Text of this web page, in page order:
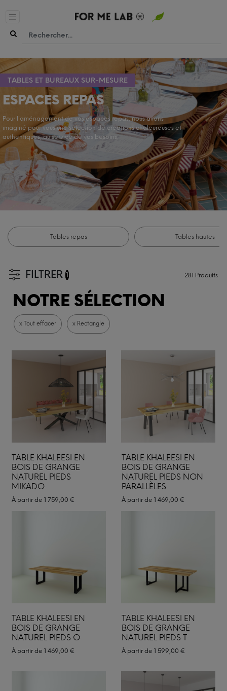
TABLES ET BUREAUX SUR-MESURE
ESPACES REPAS
Pour l'aménagement de vos espaces repas, nous avons
imaginé pour vous une sélection de créations chaleureuses et
authentiques, au service de vos besoins.
Tables repas Tables hautes
FILTRER 1 281 Produits
NOTRE SÉLECTION
x Tout effacer x Rectangle
TABLE KHALEESI EN
BOIS DE GRANGE
NATUREL PIEDS
MIKADO
À partir de 1 759,00 €
TABLE KHALEESI EN
BOIS DE GRANGE
NATUREL PIEDS NON
PARALLÈLES
À partir de 1 469,00 €
TABLE KHALEESI EN
BOIS DE GRANGE
NATUREL PIEDS O
À partir de 1 469,00 €
TABLE KHALEESI EN
BOIS DE GRANGE
NATUREL PIEDS T
À partir de 1 599,00 €